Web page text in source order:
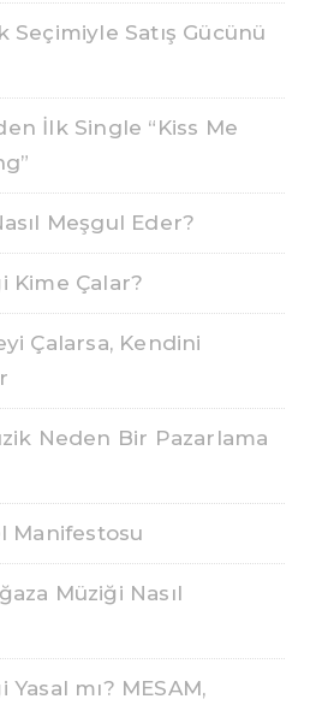
Seçimiyle Satış Gücünü
İlk Single “Kiss Me
Meşgul Eder?
Kime Çalar?
Çalarsa, Kendini
Neden Bir Pazarlama
Manifestosu
Müziği Nasıl
Yasal mı? MESAM,